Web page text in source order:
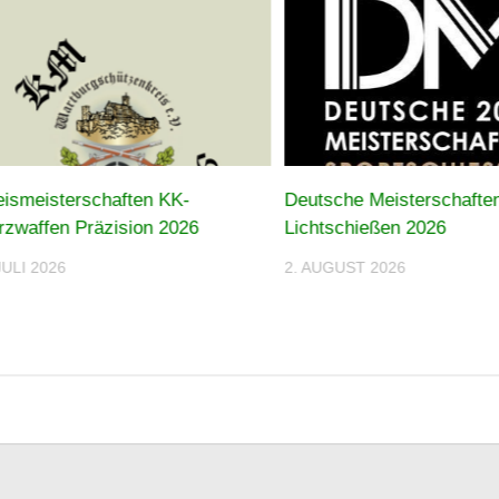
Deutsche
Lichtschießen 2026
2. AUGUST 2026
KK-
Präzision 2026
2026